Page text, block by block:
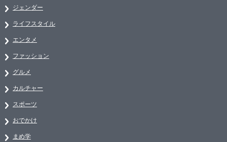
ジェンダー
ライフスタイル
エンタメ
ファッション
グルメ
カルチャー
スポーツ
おでかけ
まめ学